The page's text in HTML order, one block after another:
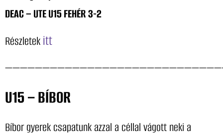
DEAC – UTE U15 FEHÉR 3-2
Részletekitt
U15 – BÍBOR
Bíbor gyerek csapatunk azzal a céllal vágott neki a